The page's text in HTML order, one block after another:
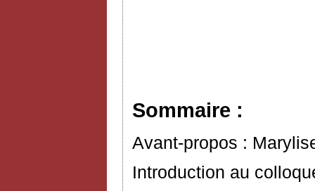
Sommaire :
Avant-propos :
Introduction au